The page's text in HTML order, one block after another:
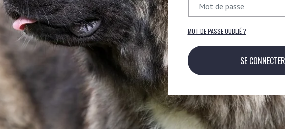
MOT DE PASSE OUBLIÉ ?
SE CONNECTER